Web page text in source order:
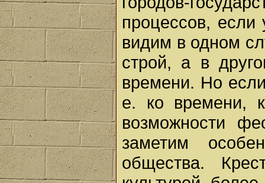
процессов,
видим в одном
строй, а в
времени. Но
е. ко времени,
возможности
заметим
общества.